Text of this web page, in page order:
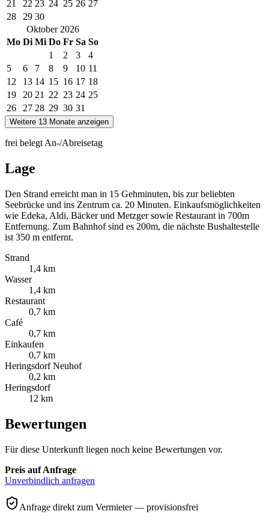
21 22 23 24 25 26 27
28
29 30
Oktober 2026
Mo Di Mi Do Fr Sa So
1
2 3
4
5
6 7 8 9 10 11
12
13 14 15 16 17 18
19
20 21 22 23 24 25
26
27 28 29 30 31
Weitere 13 Monate anzeigen
frei belegt An-/Abreisetag
Lage
Den Strand erreicht man in 15 Gehminuten, bis zur beliebten
Seebrücke und ins Zentrum ca. 20 Minuten. Einkaufsmöglichkeiten
wie Edeka, Aldi, Bäcker und Metzger sowie Restaurant in 700m
Entfernung. Zum Bahnhof sind es 200m, die nächste Bushaltestelle
ist 350 m entfernt.
Strand
1,4 km
Wasser
1,4 km
Restaurant
0,7 km
Café
0,7 km
Einkaufen
0,7 km
Heringsdorf Neuhof
0,2 km
Heringsdorf
12 km
Bewertungen
Für diese Unterkunft liegen noch keine Bewertungen vor.
Preis auf Anfrage
Unverbindlich anfragen
Anfrage direkt zum Vermieter — provisionsfrei